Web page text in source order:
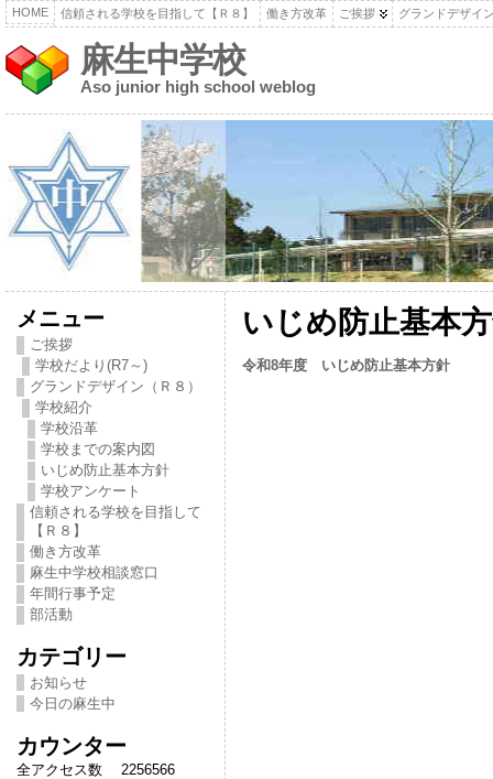
HOME 信頼される学校を目指して【Ｒ８】 働き方改革 ご挨拶 グランドデザイ
麻生中学校
Aso junior high school weblog
メニュー
ご挨拶
学校だより(R7～)
グランドデザイン（Ｒ８）
学校紹介
学校沿革
学校までの案内図
いじめ防止基本方針
学校アンケート
信頼される学校を目指して
【Ｒ８】
働き方改革
麻生中学校相談窓口
年間行事予定
部活動
カテゴリー
お知らせ
今日の麻生中
カウンター
全アクセス数 2256566
いじめ防止基本
令和8年度 いじめ防止基本方針